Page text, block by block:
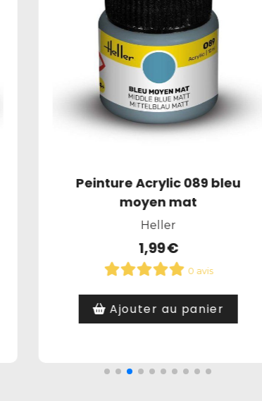
Peinture Acrylic 073 lie de vin
mat
Heller
1,99€
0 avis
Article hors stock